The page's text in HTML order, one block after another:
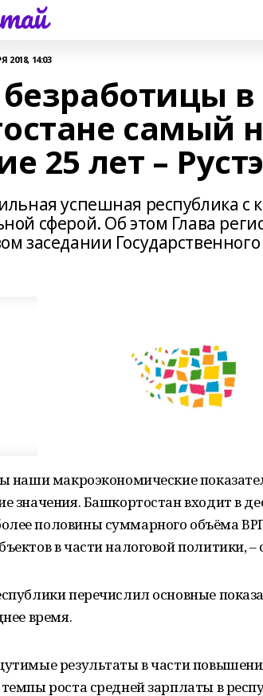
2018, 14:03
в
самый
25 лет –
успешная республика с
сферой. Об этом Глава
заседании
наши макроэкономические
значения. Башкортостан входит в
половины суммарного объёма
в части налоговой политики,
перечислил основные
время.
результаты в части
роста средней зарплаты в